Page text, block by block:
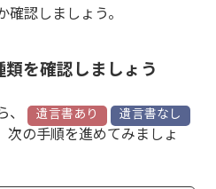
確認しましょう。
を確認しましょう
、 遺言書あり 遺言書なし
次の手順を進めてみましょ